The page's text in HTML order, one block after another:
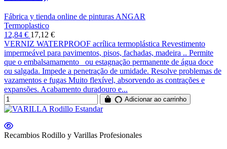
Fábrica y tienda online de pinturas ANGAR
Termoplastico
12,84 € 17,12 €
VERNIZ WATERPROOF acrílica termoplástica Revestimento
impermeável para pavimentos, pisos, fachadas, madeira .. Permite
que o embalsamamento ou estagnação permanente de água doce
ou salgada. Impede a penetração de umidade. Resolve problemas de
vazamentos e fugas Muito flexível, absorvendo as contrações e
expansões. Acabamento duradouro e...
Adicionar ao carrinho
Recambios Rodillo y Varillas Profesionales